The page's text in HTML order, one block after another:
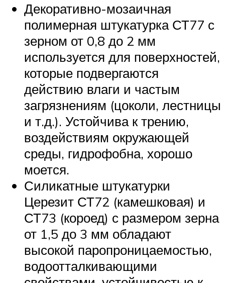
Декоративно-мозаичная
полимерная штукатурка СТ77 с
зерном от 0,8 до 2 мм
используется для поверхностей,
которые подвергаются
действию влаги и частым
загрязнениям (цоколи, лестницы
и т.д.). Устойчива к трению,
воздействиям окружающей
среды, гидрофобна, хорошо
моется.
Силикатные штукатурки
Церезит СТ72 (камешковая) и
СТ73 (короед) с размером зерна
от 1,5 до 3 мм обладают
высокой паропроницаемостью,
водоотталкивающими